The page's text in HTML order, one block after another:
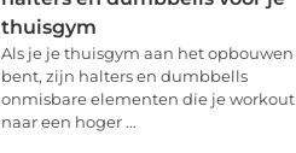
thuisgym
Als je je thuisgym aan het opbouwen
bent, zijn halters en dumbbells
onmisbare elementen die je workout
naar een hoger ...